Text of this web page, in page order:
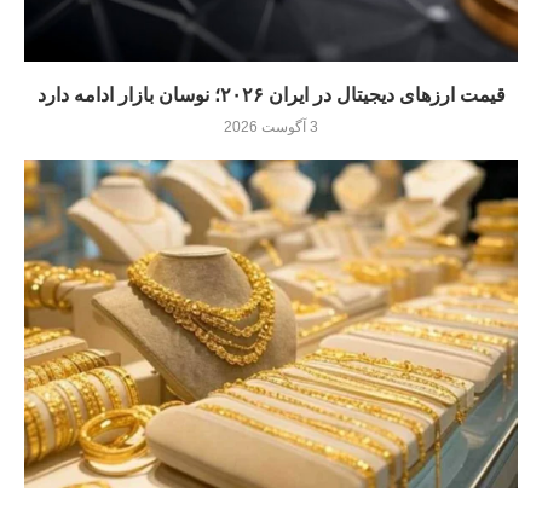
قیمت ارزهای دیجیتال در ایران ۲۰۲۶؛ نوسان بازار ادامه دارد
3 آگوست 2026